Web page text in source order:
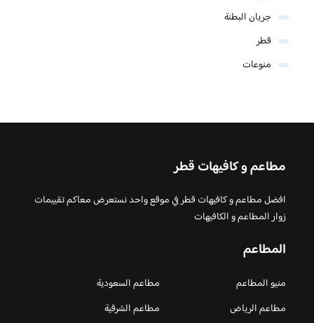
جريان البطنة
قطر
منوعات
مطاعم و كافيهات قطر
افضل مطاعم و كافيهات قطر في موقع واحد نستعرض معاكم تقييمات
زوار المطاعم و الكافيهات
المطاعم
منيو المطاعم
مطاعم السعودية
مطاعم الرياض
مطاعم الشرقية